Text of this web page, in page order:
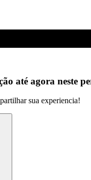
até agora neste
sua experiencia!